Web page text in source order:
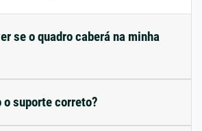
se o quadro caberá na minha
o suporte correto?